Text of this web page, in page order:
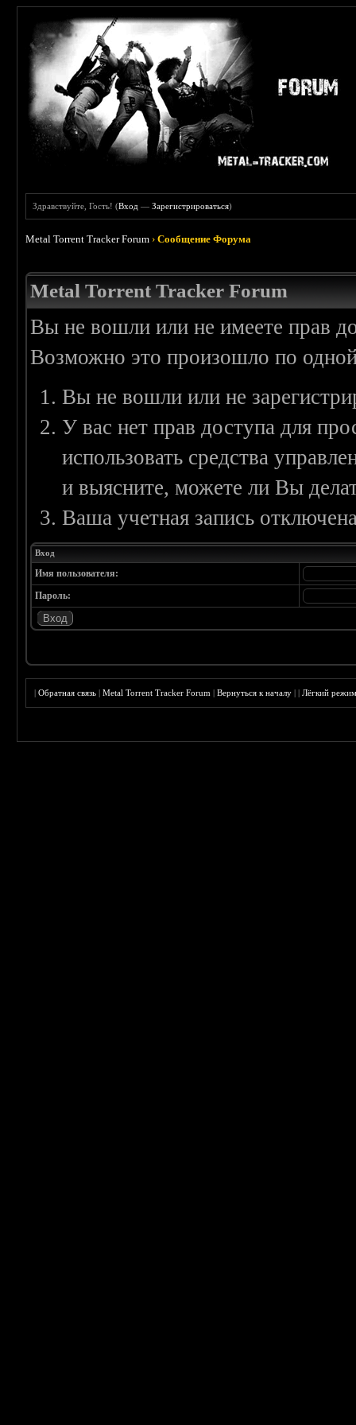
Здравствуйте, Гость! (Вход —Зарегистрироваться)
Metal Torrent Tracker Forum ›Сообщение Форума
Metal Torrent Tracker Forum
Вы не вошли или не имеете прав
Возможно это произошло по
Вы не вошли или не
У вас нет прав доступа для
использовать средства
и выясните, можете ли Вы
Ваша учетная запись
Вход
Имя пользователя:
Пароль:
|Обратная связь |Metal Torrent Tracker Forum |Вернуться к началу ||Лёгкий